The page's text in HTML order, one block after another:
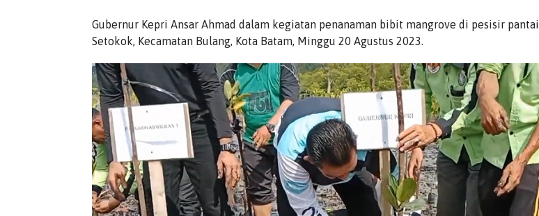
Gubernur Kepri Ansar Ahmad dalam kegiatan penanaman bibit mangrove di pesisir pantai
Setokok, Kecamatan Bulang, Kota Batam, Minggu 20 Agustus 2023.